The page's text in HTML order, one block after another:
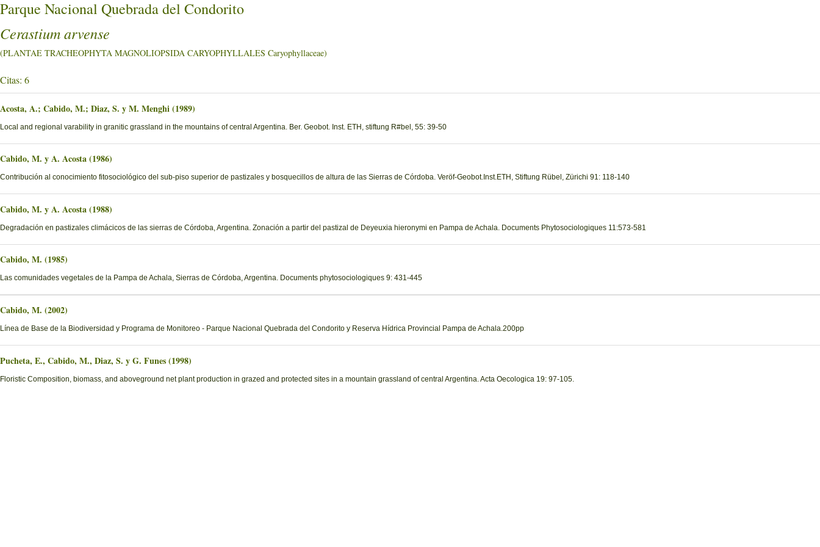
Parque Nacional Quebrada del Condorito
Cerastium arvense
(PLANTAE TRACHEOPHYTA MAGNOLIOPSIDA CARYOPHYLLALES Caryophyllaceae)
Citas: 6
Acosta, A.; Cabido, M.; Diaz, S. y M. Menghi (1989)
Local and regional varability in granitic grassland in the mountains of central Argentina. Ber. Geobot. Inst. ETH, stiftung R#bel, 55: 39-50
Cabido, M. y A. Acosta (1986)
Contribución al conocimiento fitosociológico del sub-piso superior de pastizales y bosquecillos de altura de las Sierras de Córdoba. Veröf-Geobot.Inst.ETH, Stiftung Rübel, Zürichi 91: 118-140
Cabido, M. y A. Acosta (1988)
Degradación en pastizales climácicos de las sierras de Córdoba, Argentina. Zonación a partir del pastizal de Deyeuxia hieronymi en Pampa de Achala. Documents Phytosociologiques 11:573-581
Cabido, M. (1985)
Las comunidades vegetales de la Pampa de Achala, Sierras de Córdoba, Argentina. Documents phytosociologiques 9: 431-445
Cabido, M. (2002)
Línea de Base de la Biodiversidad y Programa de Monitoreo - Parque Nacional Quebrada del Condorito y Reserva Hídrica Provincial Pampa de Achala.200pp
Pucheta, E., Cabido, M., Diaz, S. y G. Funes (1998)
Floristic Composition, biomass, and aboveground net plant production in grazed and protected sites in a mountain grassland of central Argentina. Acta Oecologica 19: 97-105.